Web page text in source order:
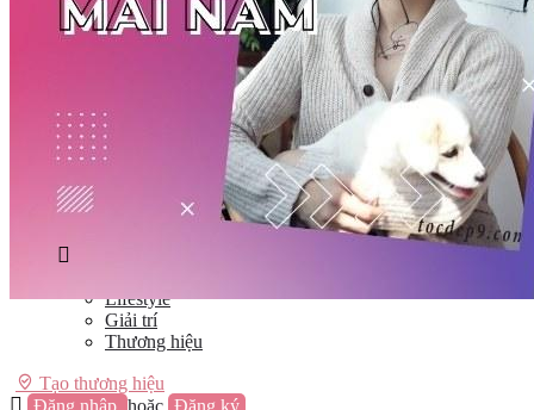
Tp Hồ Chí Minh
Đà Nẵng
Đà Lạt
Cần Thơ
Thừa Thiên Huế
Lifestyle
Giải trí
Thương hiệu
Tạo thương hiệu
Đăng nhập hoặc Đăng ký